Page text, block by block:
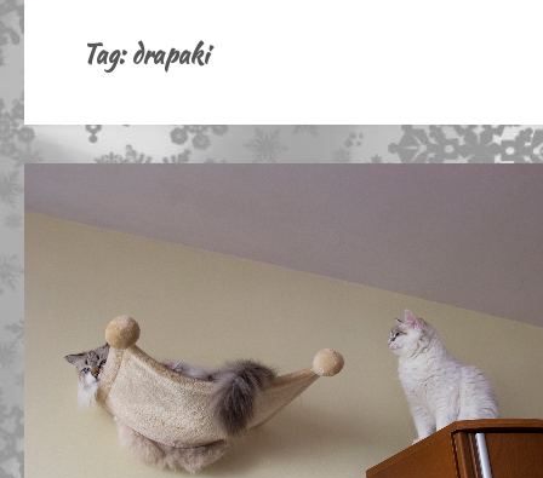
Tag:drapaki